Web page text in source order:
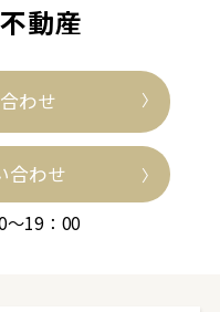
動産
わせ
合わせ
～19：00